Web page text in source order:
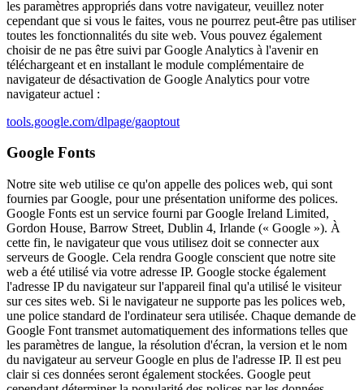
les paramètres appropriés dans votre navigateur, veuillez noter
cependant que si vous le faites, vous ne pourrez peut-être pas utiliser
toutes les fonctionnalités du site web. Vous pouvez également
choisir de ne pas être suivi par Google Analytics à l'avenir en
téléchargeant et en installant le module complémentaire de
navigateur de désactivation de Google Analytics pour votre
navigateur actuel :
tools.google.com/dlpage/gaoptout
Google Fonts
Notre site web utilise ce qu'on appelle des polices web, qui sont
fournies par Google, pour une présentation uniforme des polices.
Google Fonts est un service fourni par Google Ireland Limited,
Gordon House, Barrow Street, Dublin 4, Irlande (« Google »). À
cette fin, le navigateur que vous utilisez doit se connecter aux
serveurs de Google. Cela rendra Google conscient que notre site
web a été utilisé via votre adresse IP. Google stocke également
l'adresse IP du navigateur sur l'appareil final qu'a utilisé le visiteur
sur ces sites web. Si le navigateur ne supporte pas les polices web,
une police standard de l'ordinateur sera utilisée. Chaque demande de
Google Font transmet automatiquement des informations telles que
les paramètres de langue, la résolution d'écran, la version et le nom
du navigateur au serveur Google en plus de l'adresse IP. Il est peu
clair si ces données seront également stockées. Google peut